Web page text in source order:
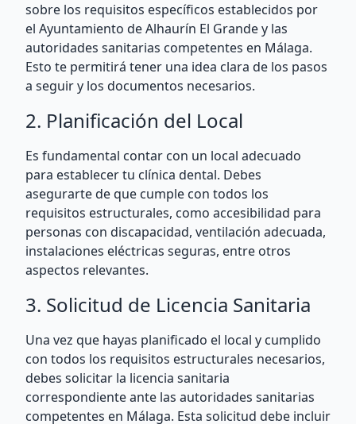
sobre los requisitos específicos establecidos por
el Ayuntamiento de Alhaurín El Grande y las
autoridades sanitarias competentes en Málaga.
Esto te permitirá tener una idea clara de los pasos
a seguir y los documentos necesarios.
2. Planificación del Local
Es fundamental contar con un local adecuado
para establecer tu clínica dental. Debes
asegurarte de que cumple con todos los
requisitos estructurales, como accesibilidad para
personas con discapacidad, ventilación adecuada,
instalaciones eléctricas seguras, entre otros
aspectos relevantes.
3. Solicitud de Licencia Sanitaria
Una vez que hayas planificado el local y cumplido
con todos los requisitos estructurales necesarios,
debes solicitar la licencia sanitaria
correspondiente ante las autoridades sanitarias
competentes en Málaga. Esta solicitud debe incluir